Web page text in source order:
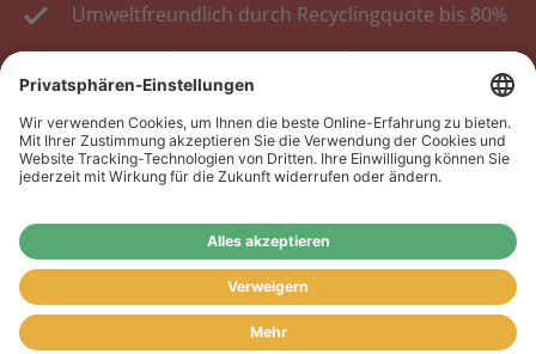
Umweltfreundlich durch Recyclingquote bis 80%
Kosten senken, Ressourcen schonen.
Wiederverkäufer:
Wiederverkäufer sind, registrieren Sie sich bitte in
unserem Händler-Portalwww.tonerhersteller.de